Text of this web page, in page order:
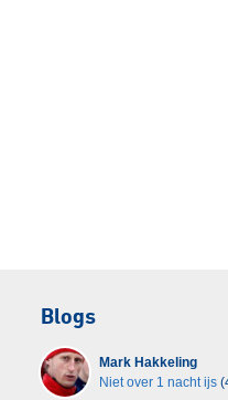
Blogs
Mark Hakkeling
Niet over 1 nacht ijs